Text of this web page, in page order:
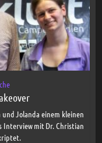
und Jolanda einem kleinen
Interview mit Dr. Christian